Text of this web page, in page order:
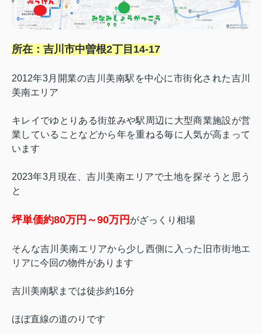
所在：吉川市中曽根2丁目14-17
2012年3月開業の吉川美南駅を中心に市街化された吉川
美南エリア
キレイでゆとりある街並みや駅周辺に大型商業施設が営
業していることなどから年を重ねる毎に人気が高まって
います
2023年3月現在、吉川美南エリアで土地を探そうと思う
と
坪単価約80万円～90万円 がざっくり相場
そんな吉川美南エリアから少し西側に入った旧市街地エ
リアに今回の物件があります
吉川美南駅までは徒歩約16分
ほぼ直線の道のりです